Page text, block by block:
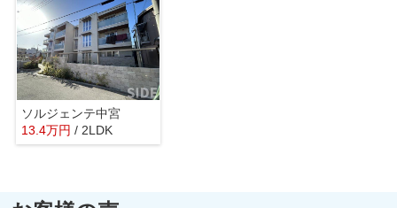
ソルジェンテ中宮
13.4万円 / 2LDK